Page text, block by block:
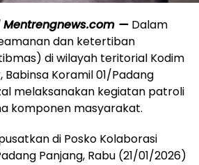
— Dalam
dan ketertiban
di wilayah teritorial Kodim
Koramil 01/Padang
melaksanakan kegiatan patroli
komponen masyarakat.
di Posko Kolaborasi
Panjang, Rabu (21/01/2026)